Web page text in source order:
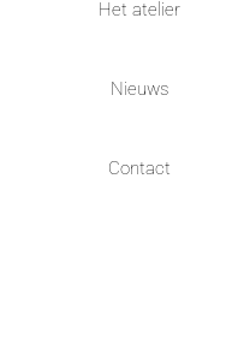
Het atelier
Nieuws
Contact